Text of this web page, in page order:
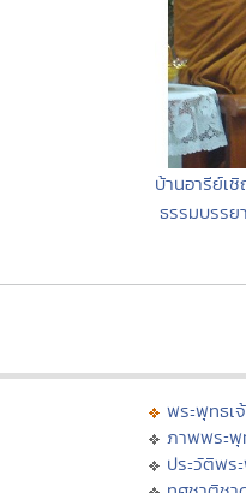
บ้านอารีย์เ
ธรรมบรร
พระพุทธเ
ภาพพระพุ
ประวัติพร